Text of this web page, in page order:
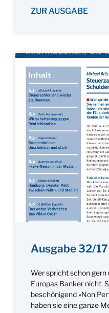
ZUR AUSGABE
Ausgabe 32/17
Wer spricht schon
Europas Banker nicht.
beschönigend »Non
haben sie eine ganze